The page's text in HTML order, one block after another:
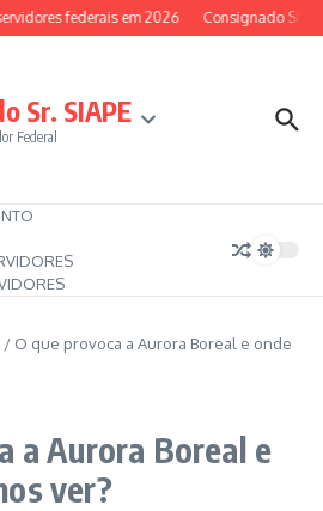
federais em 2026 Consignado
Sr. SIAPE
Federal
/ O que provoca a Aurora Boreal e onde
a Aurora Boreal e
ver?